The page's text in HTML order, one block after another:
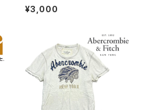
長袖ロンT黒プリントTシャツ古
着メンズLレディースOKアメカ
¥3,000